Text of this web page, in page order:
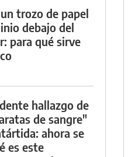
trozo de papel
debajo del
para qué sirve
hallazgo de
de sangre"
ahora se
es este